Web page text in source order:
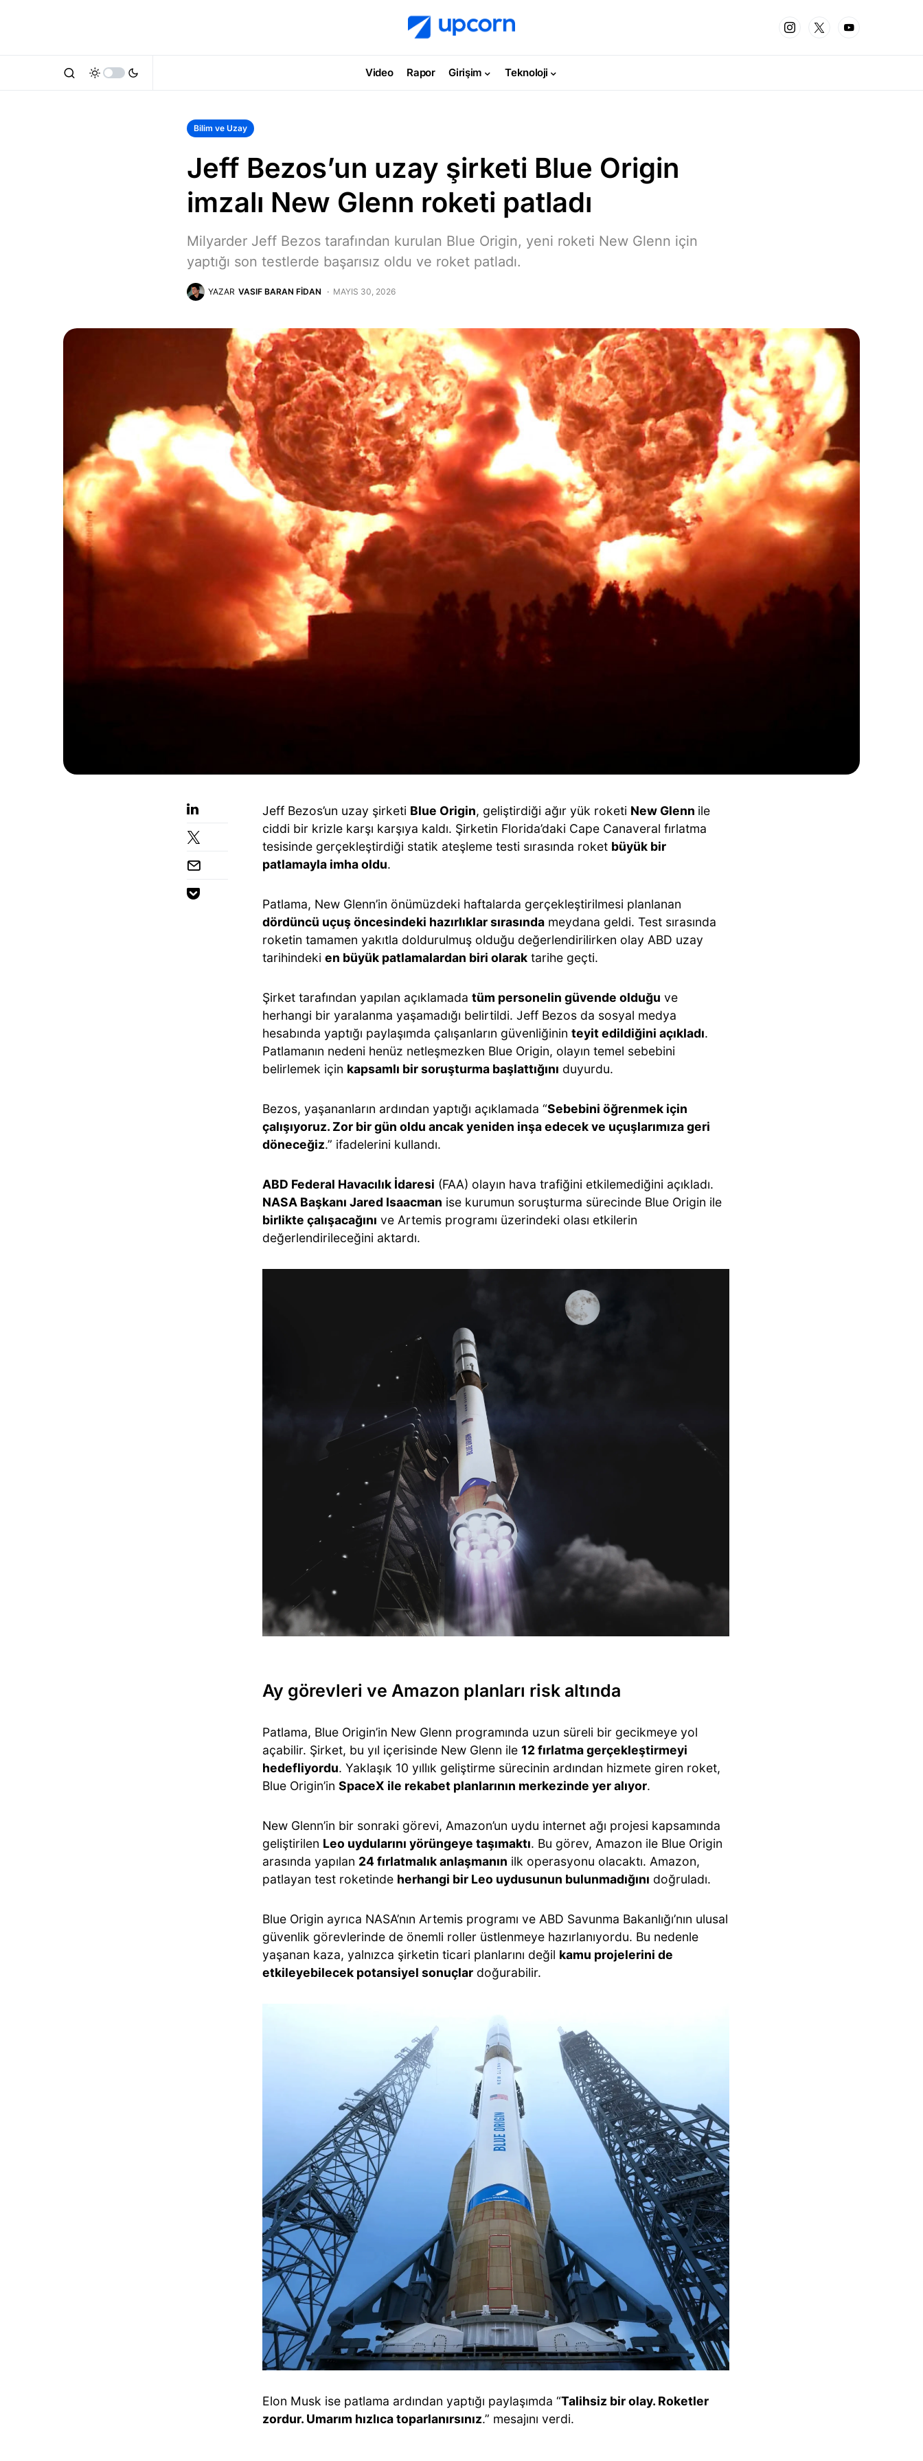
Video Rapor Girişim Teknoloji
Bilim ve Uzay
Jeff Bezos’un uzay şirketi Blue Origin
imzalı New Glenn roketi patladı
Milyarder Jeff Bezos tarafından kurulan Blue Origin, yeni roketi New Glenn için
yaptığı son testlerde başarısız oldu ve roket patladı.
YAZAR VASIF BARAN FIDAN MAYIS 30, 2026
Jeff Bezos’un uzay şirketi Blue Origin, geliştirdiği ağır yük roketi New Glenn ile
ciddi bir krizle karşı karşıya kaldı. Şirketin Florida’daki Cape Canaveral fırlatma
tesisinde gerçekleştirdiği statik ateşleme testi sırasında roket büyük bir
patlamayla imha oldu.
Patlama, New Glenn’in önümüzdeki haftalarda gerçekleştirilmesi planlanan
dördüncü uçuş öncesindeki hazırlıklar sırasında meydana geldi. Test sırasında
roketin tamamen yakıtla doldurulmuş olduğu değerlendirilirken olay ABD uzay
tarihindeki en büyük patlamalardan biri olarak tarihe geçti.
Şirket tarafından yapılan açıklamada tüm personelin güvende olduğu ve
herhangi bir yaralanma yaşamadığı belirtildi. Jeff Bezos da sosyal medya
hesabında yaptığı paylaşımda çalışanların güvenliğinin teyit edildiğini açıkladı.
Patlamanın nedeni henüz netleşmezken Blue Origin, olayın temel sebebini
belirlemek için kapsamlı bir soruşturma başlattığını duyurdu.
Bezos, yaşananların ardından yaptığı açıklamada “Sebebini öğrenmek için
çalışıyoruz. Zor bir gün oldu ancak yeniden inşa edecek ve uçuşlarımıza geri
döneceğiz.” ifadelerini kullandı.
ABD Federal Havacılık İdaresi (FAA) olayın hava trafiğini etkilemediğini açıkladı.
NASA Başkanı Jared Isaacman ise kurumun soruşturma sürecinde Blue Origin ile
birlikte çalışacağını ve Artemis programı üzerindeki olası etkilerin
değerlendirileceğini aktardı.
Ay görevleri ve Amazon planları risk altında
Patlama, Blue Origin’in New Glenn programında uzun süreli bir gecikmeye yol
açabilir. Şirket, bu yıl içerisinde New Glenn ile 12 fırlatma gerçekleştirmeyi
hedefliyordu. Yaklaşık 10 yıllık geliştirme sürecinin ardından hizmete giren roket,
Blue Origin’in SpaceX ile rekabet planlarının merkezinde yer alıyor.
New Glenn’in bir sonraki görevi, Amazon’un uydu internet ağı projesi kapsamında
geliştirilen Leo uydularını yörüngeye taşımaktı. Bu görev, Amazon ile Blue Origin
arasında yapılan 24 fırlatmalık anlaşmanın ilk operasyonu olacaktı. Amazon,
patlayan test roketinde herhangi bir Leo uydusunun bulunmadığını doğruladı.
Blue Origin ayrıca NASA’nın Artemis programı ve ABD Savunma Bakanlığı’nın ulusal
güvenlik görevlerinde de önemli roller üstlenmeye hazırlanıyordu. Bu nedenle
yaşanan kaza, yalnızca şirketin ticari planlarını değil kamu projelerini de
etkileyebilecek potansiyel sonuçlar doğurabilir.
Elon Musk ise patlama ardından yaptığı paylaşımda “Talihsiz bir olay. Roketler
zordur. Umarım hızlıca toparlanırsınız.” mesajını verdi.